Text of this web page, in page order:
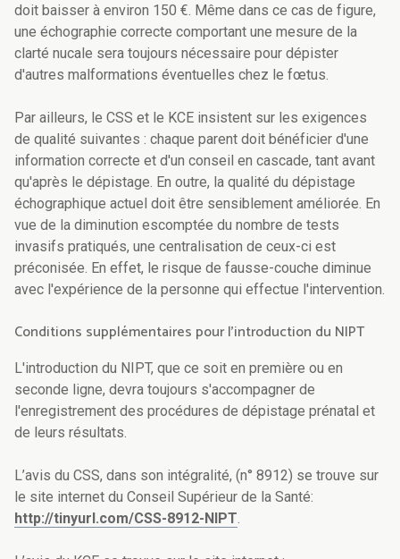
doit baisser à environ 150 €. Même dans ce cas de figure,
une échographie correcte comportant une mesure de la
clarté nucale sera toujours nécessaire pour dépister
d'autres malformations éventuelles chez le fœtus.
Par ailleurs, le CSS et le KCE insistent sur les exigences
de qualité suivantes : chaque parent doit bénéficier d'une
information correcte et d'un conseil en cascade, tant avant
qu'après le dépistage. En outre, la qualité du dépistage
échographique actuel doit être sensiblement améliorée. En
vue de la diminution escomptée du nombre de tests
invasifs pratiqués, une centralisation de ceux-ci est
préconisée. En effet, le risque de fausse-couche diminue
avec l'expérience de la personne qui effectue l'intervention.
Conditions supplémentaires pour l'introduction du NIPT
L'introduction du NIPT, que ce soit en première ou en
seconde ligne, devra toujours s'accompagner de
l'enregistrement des procédures de dépistage prénatal et
de leurs résultats.
L’avis du CSS, dans son intégralité, (n° 8912) se trouve sur
le site internet du Conseil Supérieur de la Santé:
http://tinyurl.com/CSS-8912-NIPT.